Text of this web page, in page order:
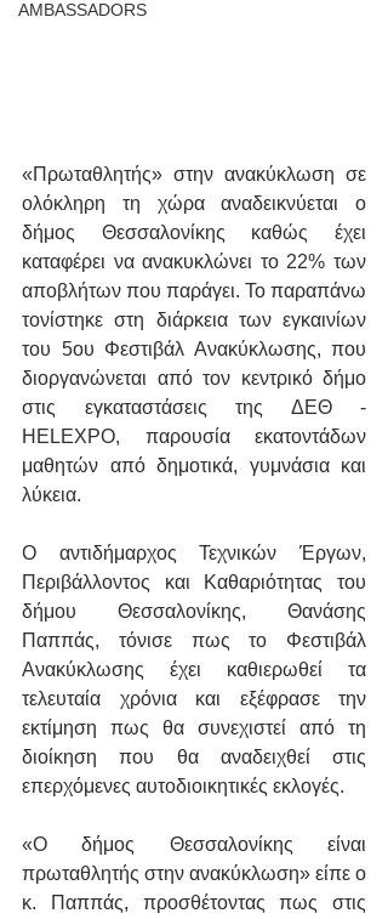
AMBASSADORS
«Πρωταθλητής» στην ανακύκλωση σε
ολόκληρη τη χώρα αναδεικνύεται ο
δήμος Θεσσαλονίκης καθώς έχει
καταφέρει να ανακυκλώνει το 22% των
αποβλήτων που παράγει. Το παραπάνω
τονίστηκε στη διάρκεια των εγκαινίων
του 5ου Φεστιβάλ Ανακύκλωσης, που
διοργανώνεται από τον κεντρικό δήμο
στις εγκαταστάσεις της ΔΕΘ -
HELEXPO, παρουσία εκατοντάδων
μαθητών από δημοτικά, γυμνάσια και
λύκεια.
Ο αντιδήμαρχος Τεχνικών Έργων,
Περιβάλλοντος και Καθαριότητας του
δήμου Θεσσαλονίκης, Θανάσης
Παππάς, τόνισε πως το Φεστιβάλ
Ανακύκλωσης έχει καθιερωθεί τα
τελευταία χρόνια και εξέφρασε την
εκτίμηση πως θα συνεχιστεί από τη
διοίκηση που θα αναδειχθεί στις
επερχόμενες αυτοδιοικητικές εκλογές.
«Ο δήμος Θεσσαλονίκης είναι
πρωταθλητής στην ανακύκλωση» είπε ο
κ. Παππάς, προσθέτοντας πως στις